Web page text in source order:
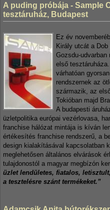
A puding próbája - Sample
tesztáruház, Budapest
Ez év
Király utcát a
Gozsdu-
első
várhatóan
rendszernek az
származik, az
Tokióban majd
A budapesti
üzletpolitika európai vezérlovasa,
franchise hálózat mintája is kíván
értékesítés franchise rendszerű, a
design kialakításával kapcsolatban
meglehetősen általános elvárások
tulajdonostól a magyar megbízón
üzlet lendületes, fiatalos,
a tesztelésre szánt termékeket.”